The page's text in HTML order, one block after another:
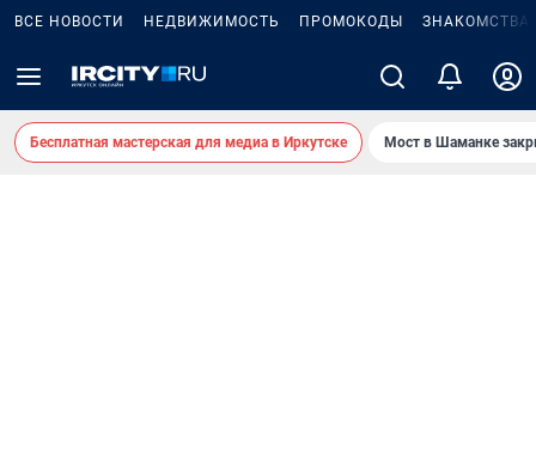
ВСЕ НОВОСТИ НЕДВИЖИМОСТЬ ПРОМОКОДЫ ЗНАКОМСТВА
Бесплатная мастерская для медиа в Иркутске Мост в Шаманке